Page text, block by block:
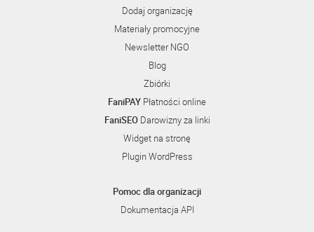
Dodaj organizację
Materiały promocyjne
Newsletter NGO
Blog
Zbiórki
FaniPAY Płatności online
FaniSEODarowizny za linki
Widget na stronę
Plugin WordPress
Pomoc dla organizacji
Dokumentacja API